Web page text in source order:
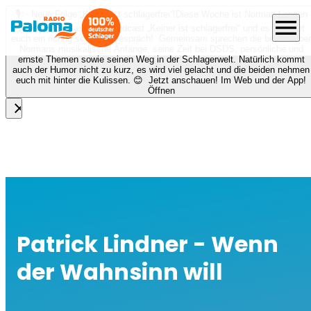
🎙️✨ Neue Folge „Keiner ist schlagerfrei“!
Diese Woche ist Norman Langen
bei Nora zu Gast beim Podcast „Keiner ist schlagerfrei“ und es erwartet
euch ein richtig schönes Gespräch! Gemeinsam sprechen die beiden über
Normans musikalische Anfänge, seine Zeit bei DSDS, persönliche und
ernste Themen sowie seinen Weg in der Schlagerwelt. Natürlich kommt
auch der Humor nicht zu kurz, es wird viel gelacht und die beiden nehmen
euch mit hinter die Kulissen. 😊 Jetzt anschauen! Im Web und der App!
Öffnen
close
menu
Patrick Lindner - Wenn
der Wahnsinn will